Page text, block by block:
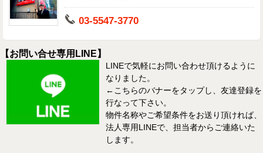
03-5547-3770
【お問い合せ専用LINE】
LINEで気軽にお問い合わせ頂けるように
なりました。
←こちらのバナーをタップし、友達登録を
行なって下さい。
物件名称やご希望条件をお送り頂ければ、
法人専用LINEで、担当者からご連絡いた
します。